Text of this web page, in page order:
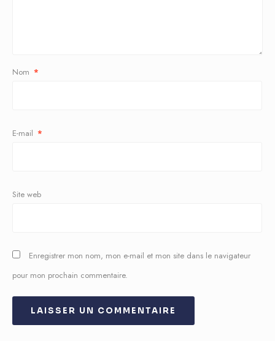
Nom *
E-mail *
Site web
Enregistrer mon nom, mon e-mail et mon site dans le navigateur
pour mon prochain commentaire.